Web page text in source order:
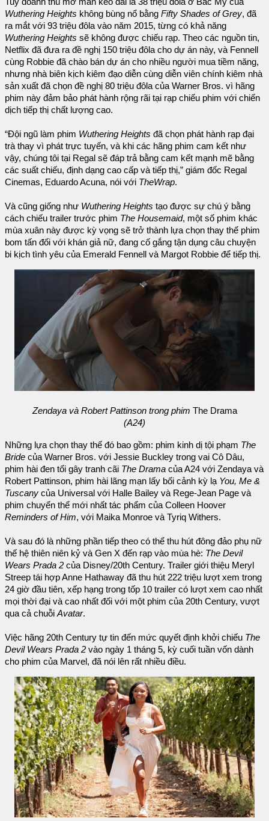
Tuy doanh thu mở màn kéo dài là 38 triệu đôla ở Bắc Mỹ của
Wuthering Heights không bùng nổ bằng Fifty Shades of Grey, đã
ra mắt với 93 triệu đôla vào năm 2015, từng có khả năng
Wuthering Heights sẽ không được chiếu rạp. Theo các nguồn tin,
Netflix đã đưa ra đề nghị 150 triệu đôla cho dự án này, và Fennell
cùng Robbie đã chào bán dự án cho nhiều người mua tiềm năng,
nhưng nhà biên kịch kiêm đạo diễn cùng diễn viên chính kiêm nhà
sản xuất đã chọn đề nghị 80 triệu đôla của Warner Bros. vì hãng
phim này đảm bảo phát hành rộng rãi tại rạp chiếu phim với chiến
dịch tiếp thị chất lượng cao.
“Đội ngũ làm phim Wuthering Heights đã chọn phát hành rạp đại
trà thay vì phát trực tuyến, và khi các hãng phim cam kết như
vậy, chúng tôi tại Regal sẽ đáp trả bằng cam kết mạnh mẽ bằng
các suất chiếu, định dạng cao cấp và tiếp thị,” giám đốc Regal
Cinemas, Eduardo Acuna, nói với TheWrap.
Và cũng giống như Wuthering Heights tạo được sự chú ý bằng
cách chiếu trailer trước phim The Housemaid, một số phim khác
mùa xuân này được kỳ vọng sẽ trở thành lựa chọn thay thế phim
bom tấn đối với khán giả nữ, đang cố gắng tận dụng câu chuyện
bi kịch tình yêu của Emerald Fennell và Margot Robbie để tiếp thị.
Zendaya và Robert Pattinson trong phim The Drama
(A24)
Những lựa chọn thay thế đó bao gồm: phim kinh dị tội phạm The
Bride của Warner Bros. với Jessie Buckley trong vai Cô Dâu,
phim hài đen tối gây tranh cãi The Drama của A24 với Zendaya và
Robert Pattinson, phim hài lãng mạn lấy bối cảnh kỳ lạ You, Me &
Tuscany của Universal với Halle Bailey và Rege-Jean Page và
phim chuyển thể mới nhất tác phẩm của Colleen Hoover
Reminders of Him, với Maika Monroe và Tyriq Withers.
Và sau đó là những phần tiếp theo có thể thu hút đông đảo phụ nữ
thế hệ thiên niên kỷ và Gen X đến rạp vào mùa hè: The Devil
Wears Prada 2 của Disney/20th Century. Trailer giới thiệu Meryl
Streep tái hợp Anne Hathaway đã thu hút 222 triệu lượt xem trong
24 giờ đầu tiên, xếp hạng trong tốp 10 trailer có lượt xem cao nhất
mọi thời đại và cao nhất đối với một phim của 20th Century, vượt
qua cả chuỗiAvatar.
Việc hãng 20th Century tự tin đến mức quyết định khởi chiếu The
Devil Wears Prada 2 vào ngày 1 tháng 5, kỳ cuối tuần vốn dành
cho phim của Marvel, đã nói lên rất nhiều điều.